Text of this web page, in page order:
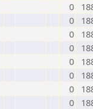
0
0
0
0
0
0
0
0